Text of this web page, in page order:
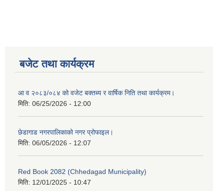
बजेट तथा कार्यक्रम
आ व २०८३/०८४ को वजेट बक्तब्य र वार्षिक निति तथा कार्यक्रम।
मिति: 06/25/2026 - 12:00
छेडागाड नगरपालिकाको नगर प्रोफाइल।
मिति: 06/05/2026 - 12:07
Red Book 2082 (Chhedagad Municipality)
मिति: 12/01/2025 - 10:47